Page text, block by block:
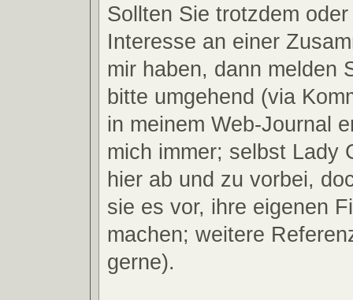
Sollten Sie trotzdem
Interesse an einer
mir haben, dann melden
bitte umgehend (via
in meinem Web-Journal
mich immer; selbst Lady
hier ab und zu vorbei,
sie es vor, ihre eigenen
machen; weitere
gerne).